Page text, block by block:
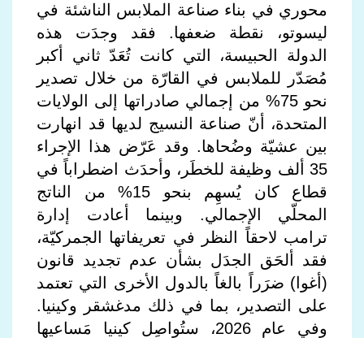
محوري في بناء صناعة الملابس الناشئة في
ليسوتو، نقطة ضعفها. فقد وجدَت هذه
الدولة الحبيسة، التي كانت تُعَدّ ثاني أكبر
مُصَدّر للملابس في القارّة من خلال تصدير
نحو 75% من إجمالي صادراتها إلى الولايات
المتحدة، أنّ صناعة النسيج لديها قد انهارت
بين عشيّة وضُحاها. وقد عَرّض هذا الإجراء
35 ألف وظيفة للخطَر، وأحدَث اضطراباً في
قطاع كان يُسهِم بنحو 15% من الناتج
المحلّي الإجمالي. وبينما أعادت إدارة
ترامب لاحقاً النظر في تعريفاتها الجمركيّة،
فقد ألحَق الجدَل بشأن عدم تجديد قانون
(أغوا) ضرَراً بالغاً بالدول الأخرى التي تعتمد
على التصدير، بما في ذلك مدغشقر وكينيا.
وفي عام 2026، ستُواصِل كينيا مَساعيها